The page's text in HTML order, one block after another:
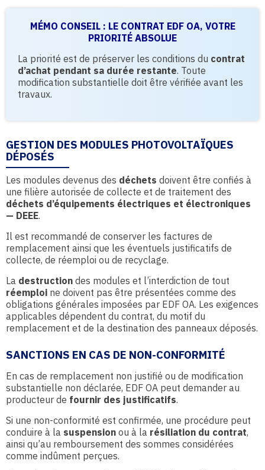
MÉMO CONSEIL : LE CONTRAT EDF OA, VOTRE
PRIORITÉ ABSOLUE
La priorité est de préserver les conditions du contrat
d’achat pendant sa durée restante. Toute
modification substantielle doit être vérifiée avant les
travaux.
GESTION DES MODULES PHOTOVOLTAÏQUES
DÉPOSÉS
Les modules devenus des déchets doivent être confiés à
une filière autorisée de collecte et de traitement des
déchets d’équipements électriques et électroniques
— DEEE.
Il est recommandé de conserver les factures de
remplacement ainsi que les éventuels justificatifs de
collecte, de réemploi ou de recyclage.
La destruction des modules et l’interdiction de tout
réemploi ne doivent pas être présentées comme des
obligations générales imposées par EDF OA. Les exigences
applicables dépendent du contrat, du motif du
remplacement et de la destination des panneaux déposés.
SANCTIONS EN CAS DE NON-CONFORMITÉ
En cas de remplacement non justifié ou de modification
substantielle non déclarée, EDF OA peut demander au
producteur de fournir des justificatifs.
Si une non-conformité est confirmée, une procédure peut
conduire à la suspension ou à la résiliation du contrat,
ainsi qu’au remboursement des sommes considérées
comme indûment perçues.